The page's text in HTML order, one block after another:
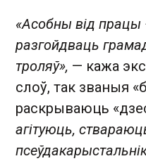
«Асобны від працы
разгойдваць
троляў», — кажа
слоў, так званыя
раскрываюць
агітуюць,